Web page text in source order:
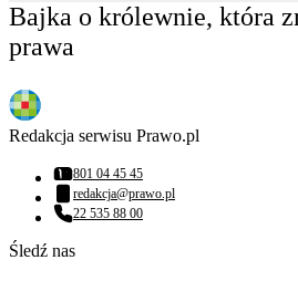
Bajka o królewnie, która
prawa
Redakcja serwisu Prawo.pl
Numer telefonu:
801 04 45 45
Adres email:
redakcja@prawo.pl
Numer telefonu:
22 535 88 00
Śledź nas